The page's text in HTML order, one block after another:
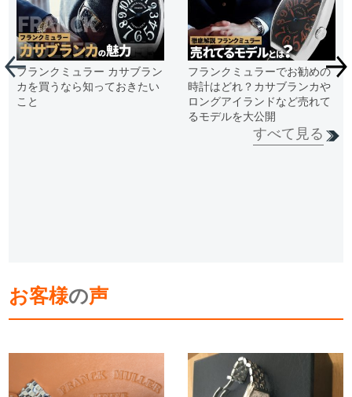
フランクミュラー カサブラン
カを買うなら知っておきたい
こと
フランクミュラーでお勧めの
時計はどれ？カサブランカや
ロングアイランドなど売れて
るモデルを大公開
すべて見る
お客様の声